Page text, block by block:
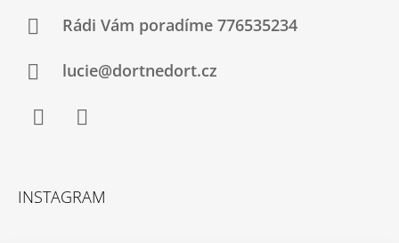
Rádi Vám poradíme 776535234
lucie@dortnedort.cz
INSTAGRAM